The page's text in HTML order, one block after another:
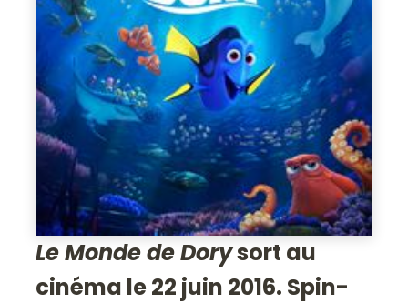
Le Monde de Dorysort au
cinéma le 22 juin 2016. Spin-